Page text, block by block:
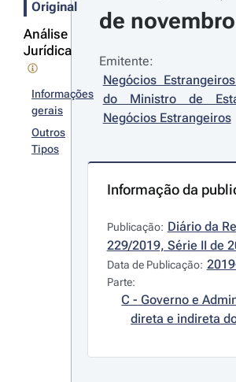
Original
Análise
Jurídica
Informações
gerais
Outros
Tipos
de novembro
Emitente:
Negócios
do Ministro de
Negócios Estrangeiros
Informação da
Publicação: Diário da
229/2019, Série II de
Data de Publicação:
Parte:
C - Governo e
direta e indireta